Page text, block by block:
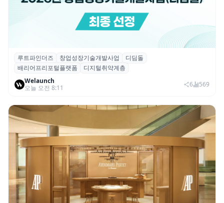
루트파인더즈, ‘2026 창업성장기술개발사업
(디딤돌)’ 선정
루트파인더즈 창업성장기술개발사업
디딤돌
배리어프리포털플랫폼
디지털취약계층
Welaunch
오늘 오전 8:11
6 569